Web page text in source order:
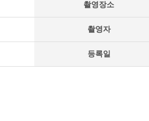
촬영장소
촬영자
등록일